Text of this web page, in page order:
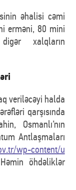
əhalisi cəmi
erməni, 80 mini
xalqların
veriləcəyi halda
qarşısında
Osmanlı’nın
Antlaşmaları
wp-content/u
öhdəliklər